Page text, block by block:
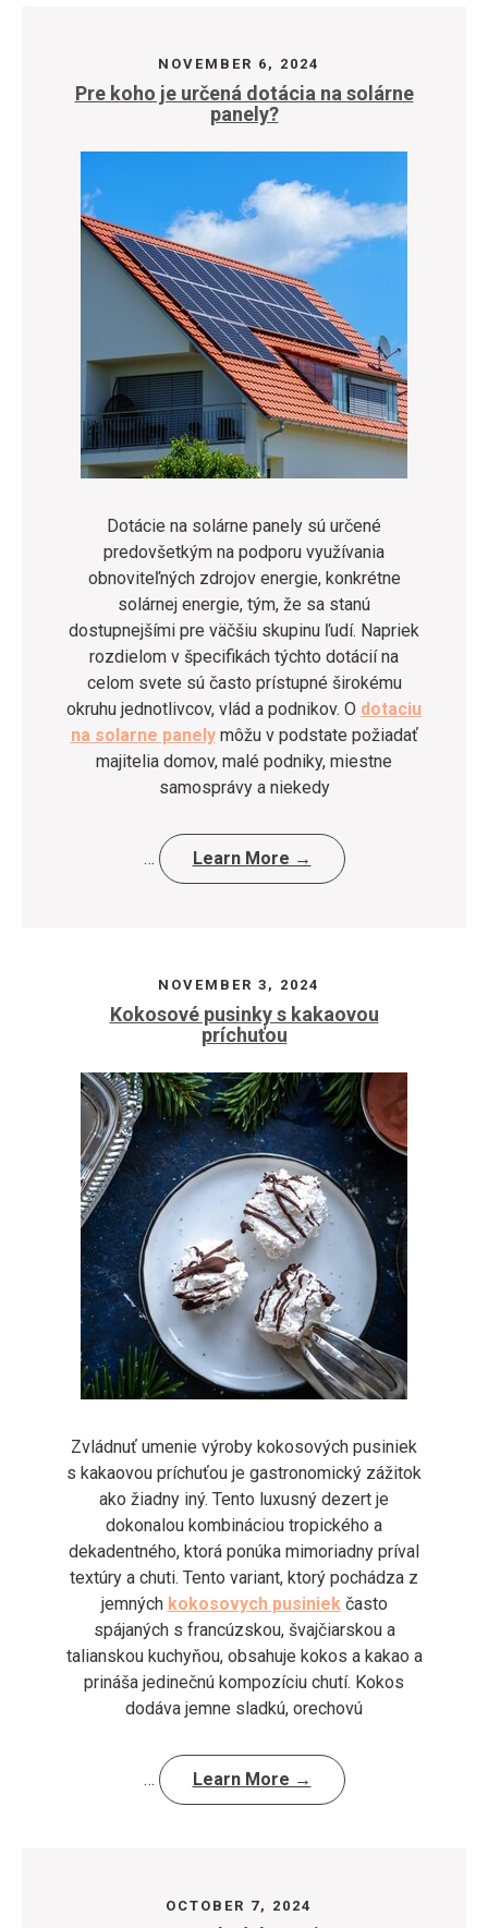
NOVEMBER 6, 2024
Pre koho je určená dotácia na solárne
panely?
Dotácie na solárne panely sú určené
predovšetkým na podporu využívania
obnoviteľných zdrojov energie, konkrétne
solárnej energie, tým, že sa stanú
dostupnejšími pre väčšiu skupinu ľudí. Napriek
rozdielom v špecifikách týchto dotácií na
celom svete sú často prístupné širokému
okruhu jednotlivcov, vlád a podnikov. O dotaciu
na solarne panelymôžu v podstate požiadať
majitelia domov, malé podniky, miestne
samosprávy a niekedy
… Learn More →
NOVEMBER 3, 2024
Kokosové pusinky s kakaovou
príchuťou
Zvládnuť umenie výroby kokosových pusiniek
s kakaovou príchuťou je gastronomický zážitok
ako žiadny iný. Tento luxusný dezert je
dokonalou kombináciou tropického a
dekadentného, ktorá ponúka mimoriadny príval
textúry a chuti. Tento variant, ktorý pochádza z
jemných kokosovych pusiniekčasto
spájaných s francúzskou, švajčiarskou a
talianskou kuchyňou, obsahuje kokos a kakao a
prináša jedinečnú kompozíciu chutí. Kokos
dodáva jemne sladkú, orechovú
… Learn More →
OCTOBER 7, 2024